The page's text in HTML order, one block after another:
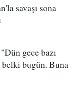
savaşı sona
gece bazı
bugün. Buna